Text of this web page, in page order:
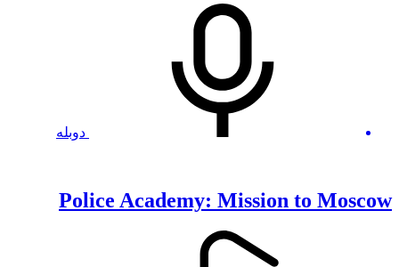
دوبله
Police Academy: Mission to Moscow